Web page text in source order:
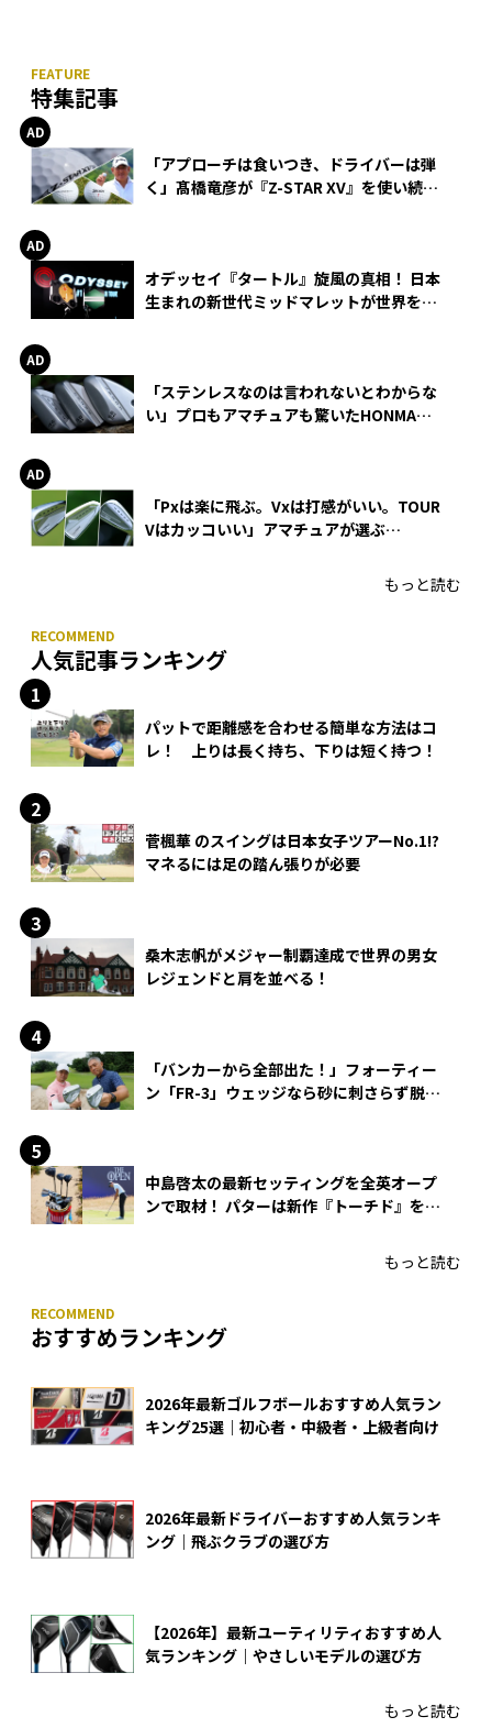
特集記事
「アプローチは食いつき、ドライバーは弾
く」髙橋竜彦が『Z-STAR XV』を使い続け
オデッセイ『タートル』旋風の真相！ 日本
生まれの新世代ミッドマレットが世界を席
「ステンレスなのは言われないとわからな
い」プロもアマチュアも驚いたHONMA
「Pxは楽に飛ぶ。Vxは打感がいい。TOUR
Vはカッコいい」アマチュアが選ぶ
もっと読む
人気記事ランキング
パットで距離感を合わせる簡単な方法はコ
レ！ 上りは長く持ち、下りは短く持つ！
菅楓華 のスイングは日本女子ツアーNo.1!?
マネるには足の踏ん張りが必要
桑木志帆がメジャー制覇達成で世界の男女
レジェンドと肩を並べる！
「バンカーから全部出た！」フォーティー
ン「FR-3」ウェッジなら砂に刺さらず脱出
中島啓太の最新セッティングを全英オープ
ンで取材！ パターは新作『トーチド』を投
もっと読む
おすすめランキング
2026年最新ゴルフボールおすすめ人気ラン
キング25選｜初心者・中級者・上級者向け
2026年最新ドライバーおすすめ人気ランキ
ング｜飛ぶクラブの選び方
【2026年】最新ユーティリティおすすめ人
気ランキング｜やさしいモデルの選び方
もっと読む